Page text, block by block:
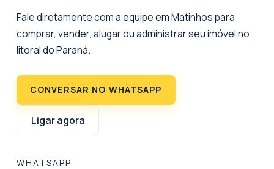
Fale diretamente com a equipe em Matinhos para
comprar, vender, alugar ou administrar seu imóvel no
litoral do Paraná.
CONVERSAR NO WHATSAPP
Ligar agora
WHATSAPP